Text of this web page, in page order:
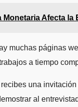
Monetaria Afecta
muchas páginas
a tiempo
una
al